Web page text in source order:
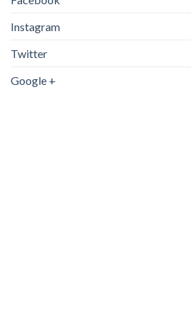
Instagram
Twitter
Google +